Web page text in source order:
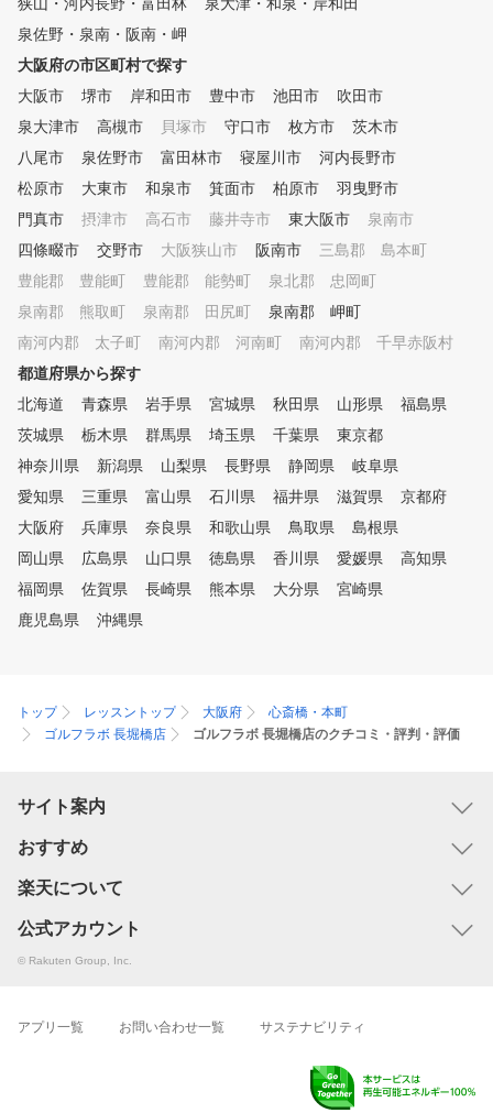
です。 体験ではゲーム感覚で
シミュレーションゴルフを楽し
みながら、 「ゴルフってこん
な感じ」という雰囲気を気軽に
体感できます。 お気軽に体験
会にお越しください。
泉佐野・泉南・阪南・岬
大阪府の市区町村で探す
大阪市
堺市 岸和田市 豊中市 池田市
吹田市
泉大津市
高槻市 貝塚市 守口市 枚方市
茨木市
八尾市
泉佐野市 富田林市 寝屋川市
河内長野市
松原市
大東市 和泉市 箕面市 柏原市
羽曳野市
門真市
摂津市 高石市 藤井寺市 東大阪市
泉南市
四條畷市
交野市 大阪狭山市 阪南市
三島郡 島本町
豊能郡 豊能町
豊能郡 能勢町
泉北郡 忠岡町
泉南郡 熊取町
泉南郡 田尻町
泉南郡 岬町
南河内郡 太子町
南河内郡 河南町
南河内郡 千早赤阪村
都道府県から探す
北海道
青森県 岩手県 宮城県 秋田県 山形県
福島県
茨城県
栃木県 群馬県 埼玉県 千葉県
東京都
神奈川県
新潟県 山梨県 長野県 静岡県
岐阜県
愛知県
三重県 富山県 石川県 福井県 滋賀県
京都府
大阪府
兵庫県 奈良県 和歌山県 鳥取県
島根県
岡山県
広島県 山口県 徳島県 香川県 愛媛県
高知県
福岡県
佐賀県 長崎県 熊本県 大分県
宮崎県
鹿児島県
沖縄県
トップ レッスントップ 大阪府
心斎橋・本町
ゴルフラボ 長堀橋店
ゴルフラボ 長堀橋店のクチコミ・評判・評価
サイト案内
おすすめ
楽天について
公式アカウント
© Rakuten Group, Inc.
アプリ一覧 お問い合わせ一覧 サステナビリティ